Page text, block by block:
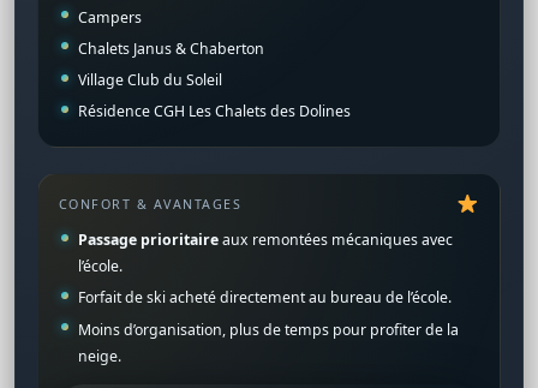
Campers
Chalets Janus & Chaberton
Village Club du Soleil
Résidence CGH Les Chalets des Dolines
CONFORT & AVANTAGES
Passage prioritaireaux remontées mécaniques avec
l’école.
Forfait de ski acheté directement au bureau de l’école.
Moins d’organisation, plus de temps pour profiter de la
neige.